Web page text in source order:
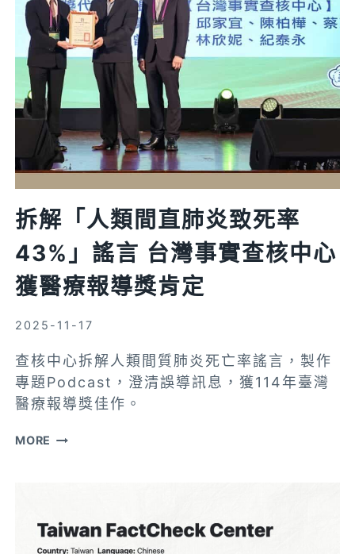
畫】
大
學
與
地
教
作，
讓
體
養
成
為
生
技
拆解「人類間直肺炎致死率
43%」謠言 台灣事實查核中心
獲醫療報導獎肯定
2025-11-17
查核中心拆解人類間質肺炎死亡率謠言，製作
專題Podcast，澄清誤導訊息，獲114年臺灣
醫療報導獎佳作。
MORE 拆
間
直